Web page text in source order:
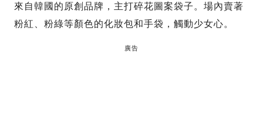
來自韓國的原創品牌，主打碎花圖案袋子。場內賣著
粉紅、粉綠等顏色的化妝包和手袋，觸動少女心。
廣告